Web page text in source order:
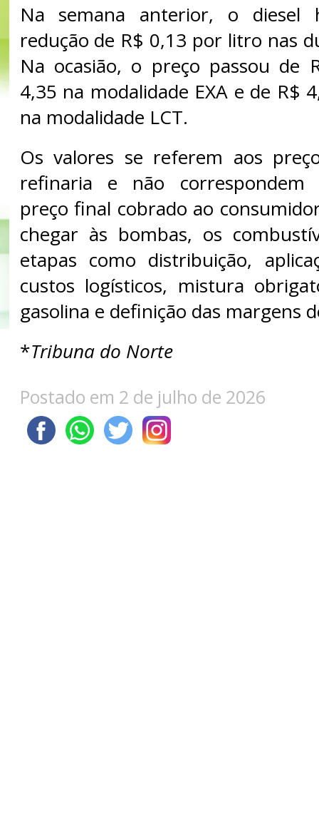
Na semana anterior, o diesel
redução de R$ 0,13 por litro nas
Na ocasião, o preço passou de
4,35 na modalidade EXA e de R$
na modalidade LCT.
Os valores se referem aos
refinaria e não correspondem
preço final cobrado ao
chegar às bombas, os
etapas como distribuição,
custos logísticos, mistura
gasolina e definição das margens
*Tribuna do Norte
Postado em 2 de julho de 2026